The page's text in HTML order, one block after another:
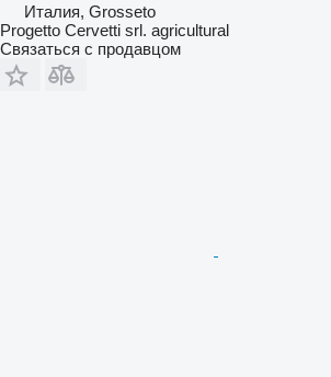
Италия, Grosseto
Progetto Cervetti srl. agricultural
Связаться с продавцом